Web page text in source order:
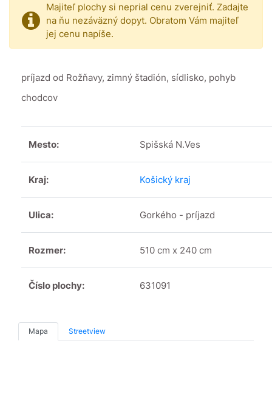
Majiteľ plochy si neprial cenu zverejniť. Zadajte
na ňu nezáväzný dopyt. Obratom Vám majiteľ
jej cenu napíše.
príjazd od Rožňavy, zimný štadión, sídlisko, pohyb
chodcov
Mesto: Spišská N.Ves
Kraj: Košický kraj
Ulica: Gorkého - príjazd
Rozmer: 510 cm x 240 cm
Číslo plochy: 631091
Mapa Streetview